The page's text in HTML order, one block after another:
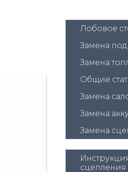
Лобовое
Замена
Замена
Общие
Замена
Замена
Замена
сцепления